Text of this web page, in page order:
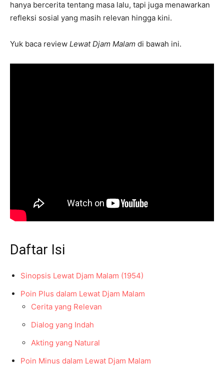
hanya bercerita tentang masa lalu, tapi juga menawarkan
refleksi sosial yang masih relevan hingga kini.
Yuk baca review Lewat Djam Malam di bawah ini.
Daftar Isi
Sinopsis Lewat Djam Malam (1954)
Poin Plus dalam Lewat Djam Malam
Cerita yang Relevan
Dialog yang Indah
Akting yang Natural
Poin Minus dalam Lewat Djam Malam